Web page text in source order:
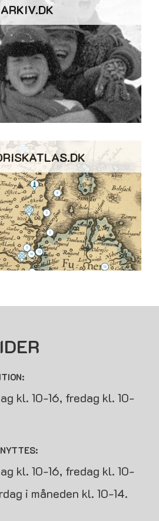
ARKIV.DK
kl. 10-16, fredag kl. 10-
kl. 10-16, fredag kl. 10-
i måneden kl. 10-14.